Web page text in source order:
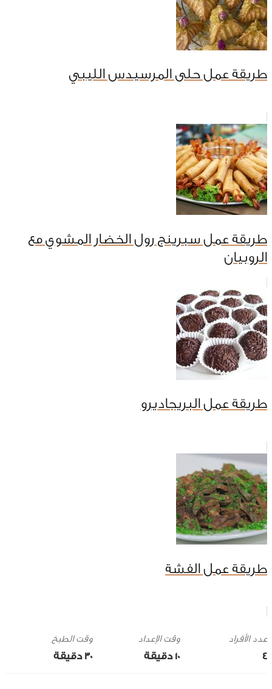
طريقة عمل حلى المرسيدس الليبي
طريقة عمل سبرينج رول الخضار المشوي مع
الروبيان
طريقة عمل البريجاديرو
طريقة عمل الفشة
4
وقت الإعداد
10 ‎دقيقة
وقت الطبخ
30 ‎دقيقة